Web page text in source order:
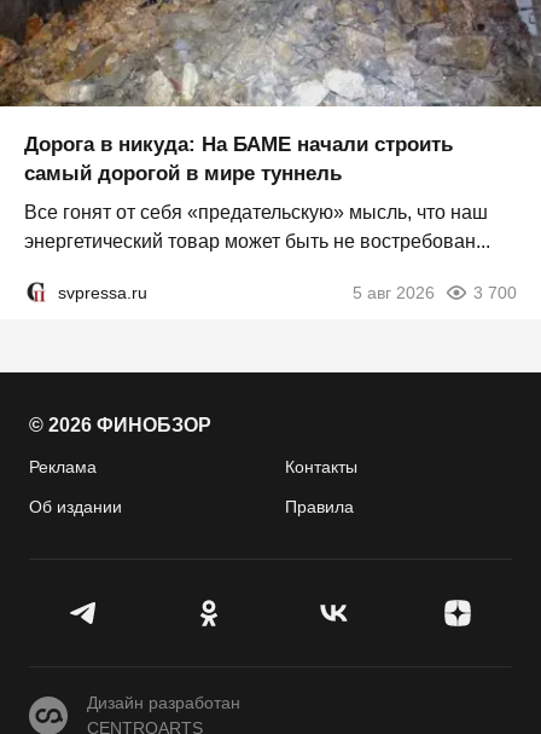
Дорога в никуда: На БАМЕ начали строить
самый дорогой в мире туннель
Все гонят от себя «предательскую» мысль, что наш
энергетический товар может быть не востребован...
svpressa.ru 5 авг 2026 3 700
© 2026 ФИНОБЗОР
Реклама Контакты
Об издании Правила
CENTROARTS